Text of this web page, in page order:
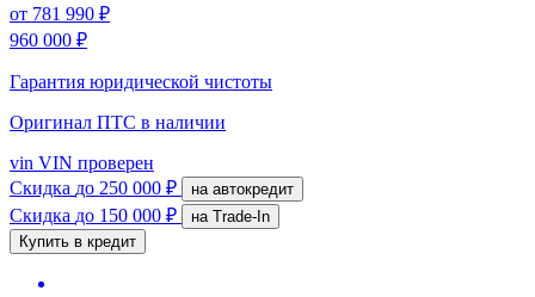
от 781 990 ₽
960 000 ₽
Гарантия юридической чистоты
Оригинал ПТС в наличии
vin VIN проверен
Скидка до 250 000 ₽ на автокредит
Скидка до 150 000 ₽
на Trade-In
Купить в кредит